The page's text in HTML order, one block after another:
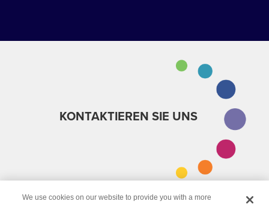
KONTAKTIEREN SIE UNS
We use cookies on our website to provide you with a more